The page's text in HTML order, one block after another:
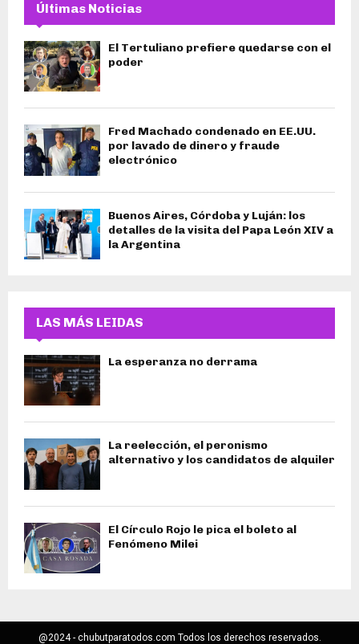
Últimas Noticias
El Tertuliano prefiere quedarse con el
poder
Fred Machado condenado en EE.UU.
por lavado de dinero y fraude
electrónico
Buenos Aires, Córdoba y Luján: los
detalles de la visita del Papa León XIV a
la Argentina
LAS MÁS LEIDAS
La esperanza no derrama
La reelección, el peronismo
alternativo y los candidatos de alquiler
El Círculo Rojo le pica el boleto al
Fenómeno Milei
@2024 - chubutparatodos.com Todos los derechos reservados.